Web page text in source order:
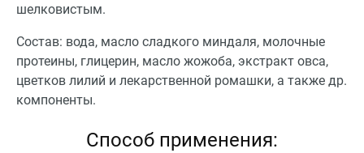
шелковистым.
Состав: вода, масло сладкого миндаля, молочные
протеины, глицерин, масло жожоба, экстракт овса,
цветков лилий и лекарственной ромашки, а также др.
компоненты.
Способ применения: